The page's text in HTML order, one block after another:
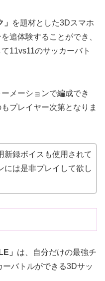
を題材とした3Dスマホ
追体験することができ、
11vs11のサッカーバト
メーションで編成でき
プレイヤー次第となりま
新録ボイスも使用されて
には是非プレイして欲し
」 は、自分だけの最強チ
バトルができる3Dサッ